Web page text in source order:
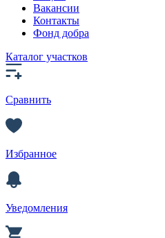
Вакансии
Контакты
Фонд добра
Каталог участков
Сравнить
Избранное
Уведомления